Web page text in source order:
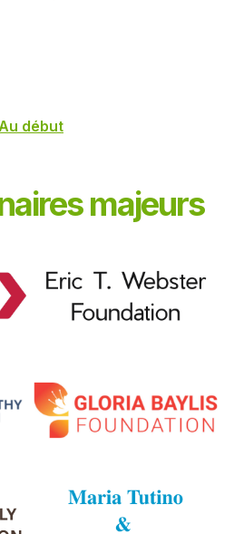
Au début
majeurs